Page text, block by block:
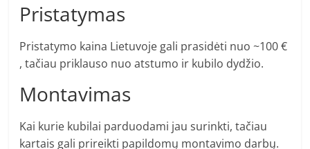
Pristatymas
Pristatymo kaina Lietuvoje gali prasidėti nuo ~100 €
, tačiau priklauso nuo atstumo ir kubilo dydžio.
Montavimas
Kai kurie kubilai parduodami jau surinkti, tačiau
kartais gali prireikti papildomų montavimo darbų.